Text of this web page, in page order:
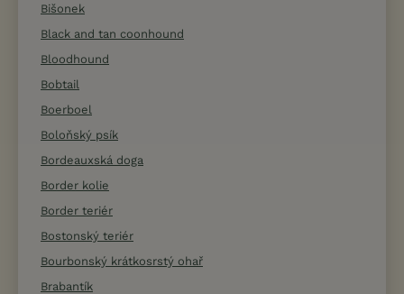
Bišonek
Black and tan coonhound
Bloodhound
Bobtail
Boerboel
Boloňský psík
Bordeauxská doga
Border kolie
Border teriér
Bostonský teriér
Bourbonský krátkosrstý ohař
Brabantík